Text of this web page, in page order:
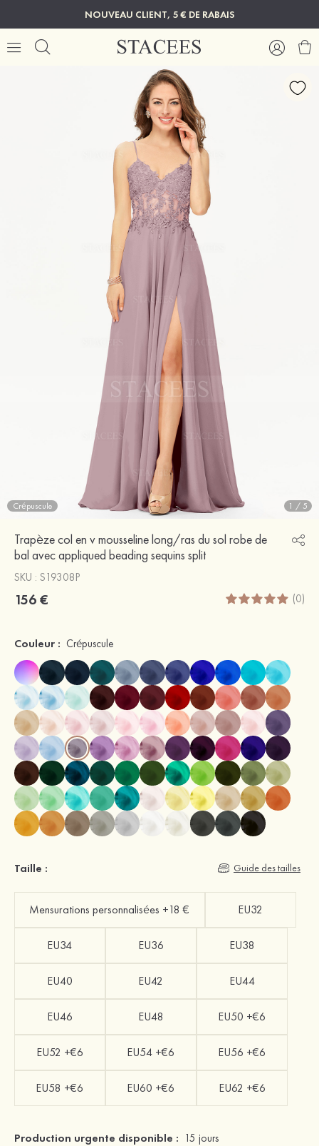
NOUVEAU CLIENT, 5 € DE RABAIS
Crépuscule 1 / 5
Trapèze col en v mousseline long/ras du sol robe de
bal avec appliqued beading sequins split
SKU : S19308P
156 € (0)
Couleur : Crépuscule
Taille : Guide des tailles
Mensurations personnalisées +18 € EU32
EU34 EU36 EU38
EU40 EU42 EU44
EU46 EU48 EU50 +€6
EU52 +€6 EU54 +€6 EU56 +€6
EU58 +€6 EU60 +€6 EU62 +€6
Production urgente disponible : 15 jours